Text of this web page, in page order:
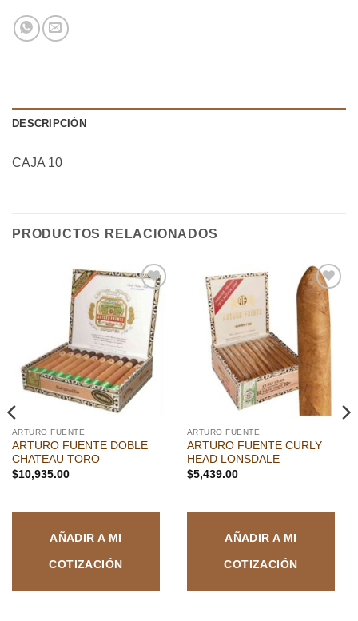
DESCRIPCIÓN
CAJA 10
PRODUCTOS RELACIONADOS
Añadir
a la
lista de
deseos
ARTURO FUENTE
ARTURO FUENTE DOBLE
CHATEAU TORO
$10,935.00
AÑADIR A MI
COTIZACIÓN
Añadir
a la
deseos
ARTURO FUENTE
ARTURO FUENTE CURLY
HEAD LONSDALE
$5,439.00
AÑADIR A MI
COTIZACIÓN